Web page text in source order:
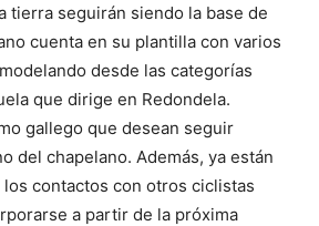
tierra seguirán siendo la base de
cuenta en su plantilla con varios
desde las categorías
que dirige en Redondela.
gallego que desean seguir
del chapelano. Además, ya están
los contactos con otros ciclistas
a partir de la próxima